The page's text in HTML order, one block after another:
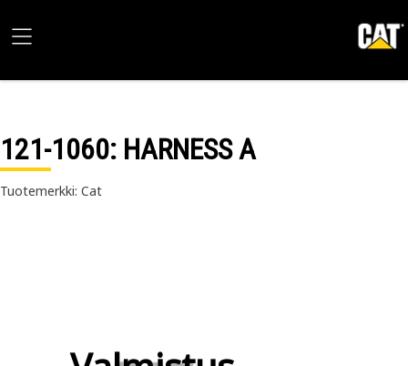
121-1060: HARNESS A
Tuotemerkki: Cat